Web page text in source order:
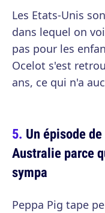
Les Etats-Unis
dans lequel on
pas pour les
Ocelot s'est
ans, ce qui n'a
Un épisode de
Australie parce
sympa
Peppa Pig tape